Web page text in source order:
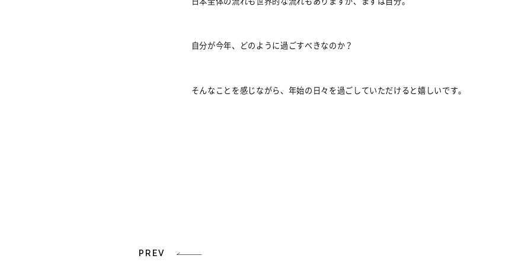
自分が今年、どのように過ごすべきなのか？
そんなことを感じながら、年始の日々を過ごしていただけると嬉しいです。
PREV